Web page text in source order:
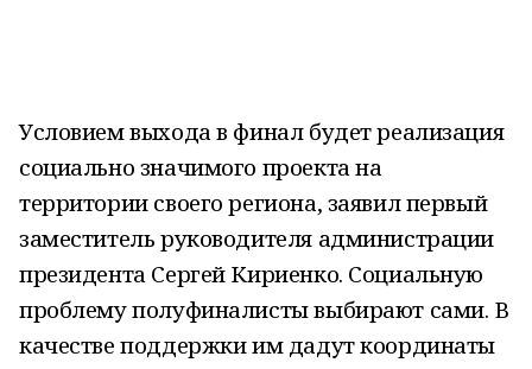
Условием выхода в финал будет реализация
социально значимого проекта на
территории своего региона, заявил первый
заместитель руководителя администрации
президента Сергей Кириенко. Социальную
проблему полуфиналисты выбирают сами. В
качестве поддержки им дадут координаты